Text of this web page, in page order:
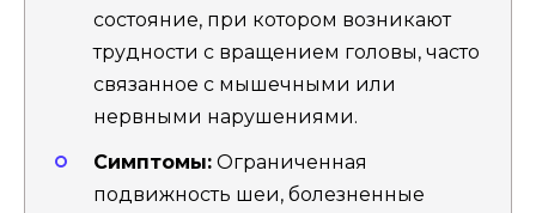
состояние, при котором возникают
трудности с вращением головы, часто
связанное с мышечными или
нервными нарушениями.
Симптомы: Ограниченная
подвижность шеи, болезненные